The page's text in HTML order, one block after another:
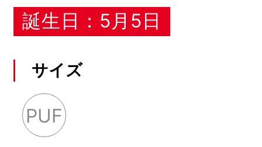
誕生日：5月5日
サイズ
PUF